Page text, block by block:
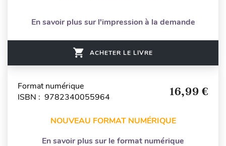
En savoir plus sur l'impression à la demande
ACHETER LE LIVRE
Format numérique
ISBN : 9782340055964
16,99 €
NOUVEAU FORMAT NUMÉRIQUE
En savoir plus sur le format numérique